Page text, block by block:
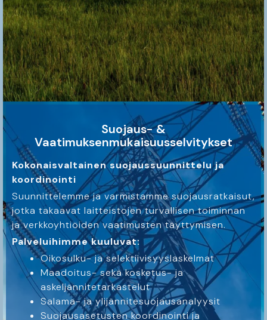
Suojaus- &
Vaatimuksenmukaisuusselvitykset
Kokonaisvaltainen suojaussuunnittelu ja
koordinointi
Suunnittelemme ja varmistamme suojausratkaisut,
jotka takaavat laitteistojen turvallisen toiminnan
ja verkkoyhtiöiden vaatimusten täyttymisen.
Palveluihimme kuuluvat:
Oikosulku- ja selektiivisyyslaskelmat
Maadoitus- sekä kosketus- ja
askeljännitetarkastelut
Salama- ja ylijännitesuojausanalyysit
Suojausasetusten koordinointi ja